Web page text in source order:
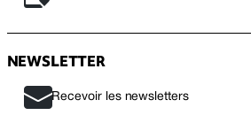
NEWSLETTER
Recevoir les newsletters